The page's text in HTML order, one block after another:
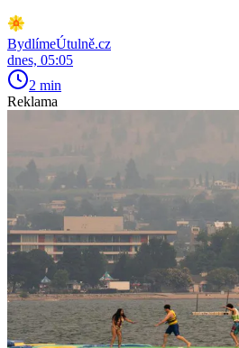
BydlímeÚtulně.cz
dnes, 05:05
2 min
Reklama